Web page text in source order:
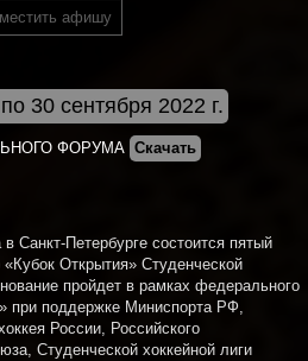
афишу
30 сентября 2022 г.
ФОРУМА Скачать
Санкт-Петербурге состоится пятый
Открытия» Студенческой
пройдет в рамках федерального
при поддержке Миниспорта РФ,
России, Российского
Студенческой хоккейной лиги